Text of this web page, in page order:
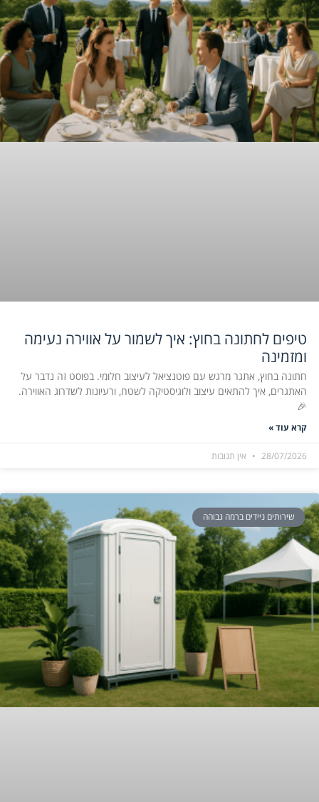
טיפים לחתונה בחוץ: איך לשמור על אווירה נעימה
ומזמינה
חתונה בחוץ, אתגר מרגש עם פוטנציאל לעיצוב חלומי. בפוסט זה נדבר על
האתגרים, איך להתאים עיצוב ולוגיסטיקה לשטח, ורעיונות לשדרוג האווירה.
🎉
קרא עוד »
28/07/2026 אין תגובות
שירותים ניידים ברמה גבוהה